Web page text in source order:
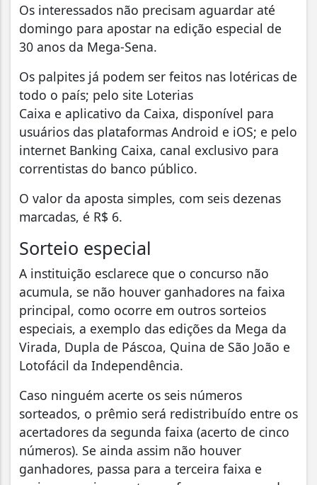
Os interessados não precisam aguardar até
domingo para apostar na edição especial de
30 anos da Mega-Sena.
Os palpites já podem ser feitos nas lotéricas de
todo o país; pelo site Loterias
Caixa e aplicativo da Caixa, disponível para
usuários das plataformas Android e iOS; e pelo
internet Banking Caixa, canal exclusivo para
correntistas do banco público.
O valor da aposta simples, com seis dezenas
marcadas, é R$ 6.
Sorteio especial
A instituição esclarece que o concurso não
acumula, se não houver ganhadores na faixa
principal, como ocorre em outros sorteios
especiais, a exemplo das edições da Mega da
Virada, Dupla de Páscoa, Quina de São João e
Lotofácil da Independência.
Caso ninguém acerte os seis números
sorteados, o prêmio será redistribuído entre os
acertadores da segunda faixa (acerto de cinco
números). Se ainda assim não houver
ganhadores, passa para a terceira faixa e